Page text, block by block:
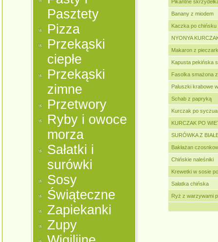
Pasztety
Pizza
Przekąski
ciepłe
Przekąski
zimne
Przetwory
Ryby i owoce
morza
Sałatki i
surówki
Sosy
Świąteczne
Zapiekanki
Zupy
Pikantne
Banany z miodem
Kaczka po chińsku
NYONYA
Makaron z
Kapusta pekińska
Fasolka smażona
Paluszki krabowe
Schab z papryką
Kurczak po
KURCZAK PO
SURÓWKA Z
Bakłażan
Chińskie naleśniki
Krewetki w sosie
Sałatka chińska
Ryż z warzywami